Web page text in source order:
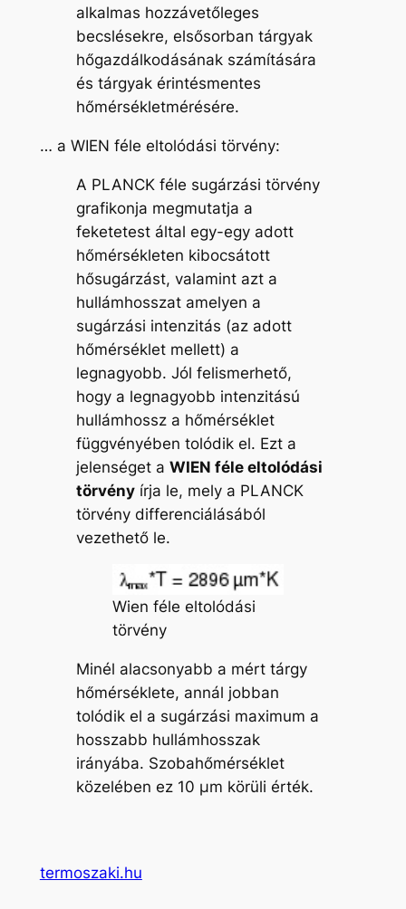
alkalmas hozzávetőleges
becslésekre, elsősorban tárgyak
hőgazdálkodásának számítására
és tárgyak érintésmentes
hőmérsékletmérésére.
… a WIEN féle eltolódási törvény:
A PLANCK féle sugárzási törvény
grafikonja megmutatja a
feketetest által egy-egy adott
hőmérsékleten kibocsátott
hősugárzást, valamint azt a
hullámhosszat amelyen a
sugárzási intenzitás (az adott
hőmérséklet mellett) a
legnagyobb. Jól felismerhető,
hogy a legnagyobb intenzitású
hullámhossz a hőmérséklet
függvényében tolódik el. Ezt a
jelenséget a WIEN féle eltolódási
törvényírja le, mely a PLANCK
törvény differenciálásából
vezethető le.
Wien féle eltolódási
törvény
Minél alacsonyabb a mért tárgy
hőmérséklete, annál jobban
tolódik el a sugárzási maximum a
hosszabb hullámhosszak
irányába. Szobahőmérséklet
közelében ez 10 µm körüli érték.
termoszaki.hu